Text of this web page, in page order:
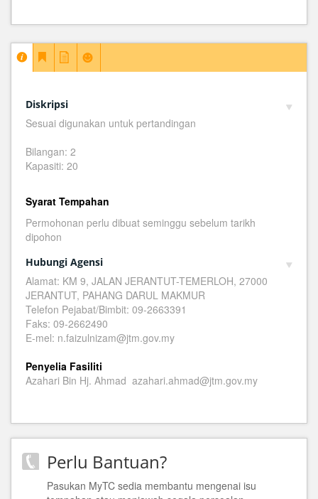
Diskripsi
Sesuai digunakan untuk pertandingan
Bilangan: 2
Kapasiti: 20
Syarat Tempahan
Permohonan perlu dibuat seminggu sebelum tarikh
dipohon
Hubungi Agensi
Alamat: KM 9, JALAN JERANTUT-TEMERLOH, 27000
JERANTUT, PAHANG DARUL MAKMUR
Telefon Pejabat/Bimbit: 09-2663391
Faks: 09-2662490
E-mel: n.faizulnizam@jtm.gov.my
Penyelia Fasiliti
Azahari Bin Hj. Ahmad azahari.ahmad@jtm.gov.my
Perlu Bantuan?
Pasukan MyTC sedia membantu mengenai isu